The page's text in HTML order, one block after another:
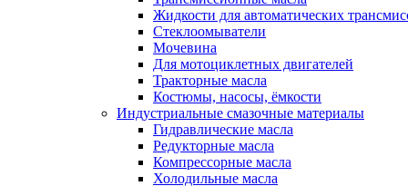
Жидкости для автоматических
Стеклоомыватели
Мочевина
Для мотоциклетных двигателей
Тракторные масла
Костюмы, насосы, ёмкости
Индустриальные смазочные материалы
Гидравлические масла
Редукторные масла
Компрессорные масла
Холодильные масла